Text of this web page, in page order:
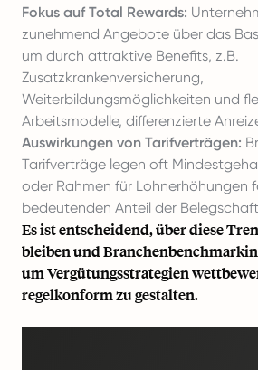
Fokus auf Total Rewards:
zunehmend Angebote über das
um durch attraktive Benefits, z.B.
Zusatzkrankenversicherung,
Weiterbildungsmöglichkeiten und
Arbeitsmodelle, differenzierte
Auswirkungen von Tarifverträgen:
Tarifverträge legen oft
oder Rahmen für Lohnerhöhungen
bedeutenden Anteil der
Es ist entscheidend, über diese
bleiben und
um Vergütungsstrategien
regelkonform zu gestalten.